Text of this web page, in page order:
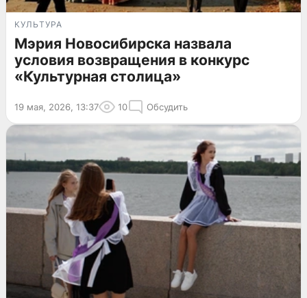
КУЛЬТУРА
Мэрия Новосибирска назвала
условия возвращения в конкурс
«Культурная столица»
19 мая, 2026, 13:37 10 Обсудить